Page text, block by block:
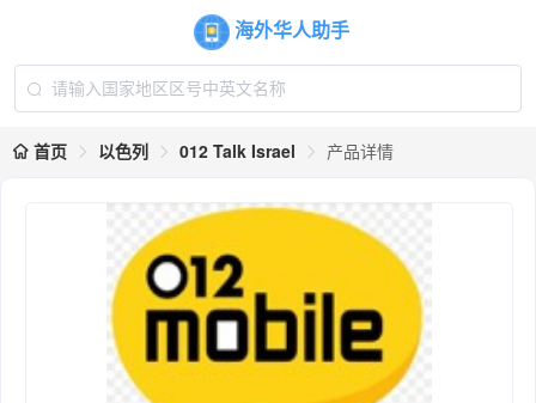
海外华人助手
首页 以色列 012 Talk Israel 产品详情